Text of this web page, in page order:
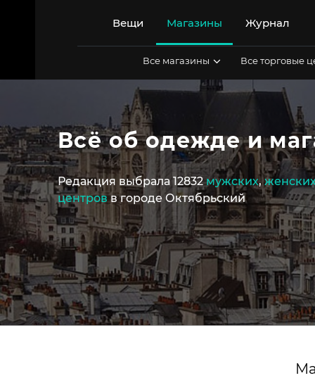
Вещи Магазины Журнал
Все магазины Все торговые
Всё об одежде и
Редакция выбрала 12832мужских,
центровв городе Октябрьский